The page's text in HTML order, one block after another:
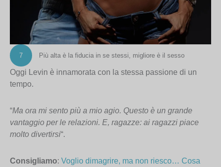
7 Più alta è la fiducia in se stessi, migliore è il sesso
Oggi Levin è innamorata con la stessa passione di un
tempo.
“Ma ora mi sento più a mio agio. Questo è un grande
vantaggio per le relazioni. E, ragazze: ai ragazzi piace
molto divertirsi“.
Consigliamo: Voglio dimagrire, ma non riesco… Cosa